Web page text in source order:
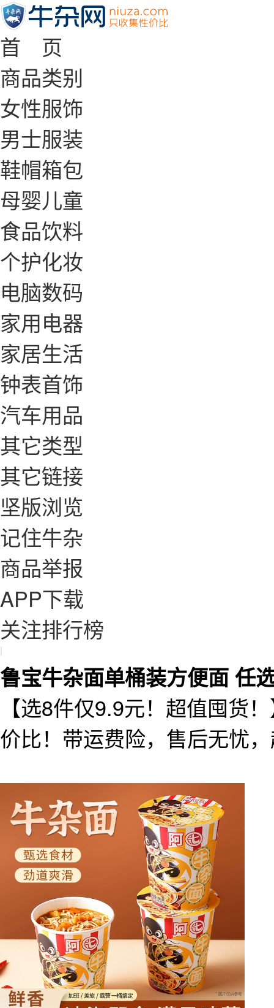
首 页
商品类别
女性服饰
男士服装
鞋帽箱包
母婴儿童
食品饮料
个护化妆
电脑数码
家用电器
家居生活
钟表首饰
汽车用品
其它类型
其它链接
坚版浏览
记住牛杂
商品举报
APP下载
关注排行榜
|
鲁宝牛杂面单桶装方便面 任
【选8件仅9.9元！超值囤货
价比！带运费险，售后无忧